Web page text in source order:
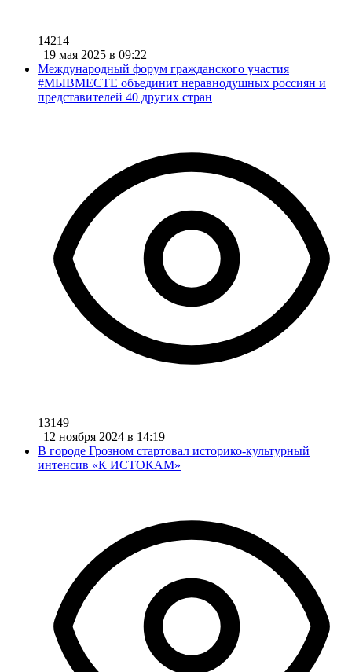
14214
| 19 мая 2025 в 09:22
Международный форум гражданского участия
#МЫВМЕСТЕ объединит неравнодушных россиян и
представителей 40 других стран
13149
| 12 ноября 2024 в 14:19
В городе Грозном стартовал историко-культурный
интенсив «К ИСТОКАМ»